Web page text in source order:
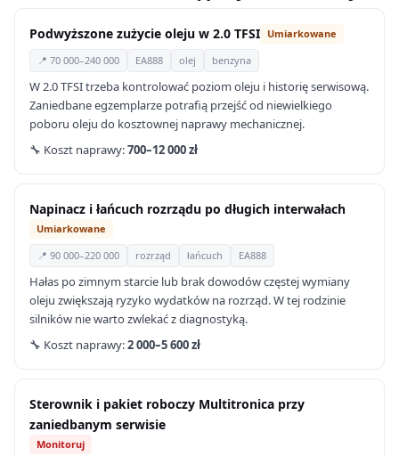
Podwyższone zużycie oleju w 2.0 TFSI Umiarkowane
📍 70 000–240 000 EA888 olej benzyna
W 2.0 TFSI trzeba kontrolować poziom oleju i historię serwisową.
Zaniedbane egzemplarze potrafią przejść od niewielkiego
poboru oleju do kosztownej naprawy mechanicznej.
🔧 Koszt naprawy:700–12 000 zł
Napinacz i łańcuch rozrządu po długich interwałach
Umiarkowane
📍 90 000–220 000
rozrząd łańcuch EA888
Hałas po zimnym starcie lub brak dowodów częstej wymiany
oleju zwiększają ryzyko wydatków na rozrząd. W tej rodzinie
silników nie warto zwlekać z diagnostyką.
🔧 Koszt naprawy:2 000–5 600 zł
Sterownik i pakiet roboczy Multitronica przy
zaniedbanym serwisie
Monitoruj